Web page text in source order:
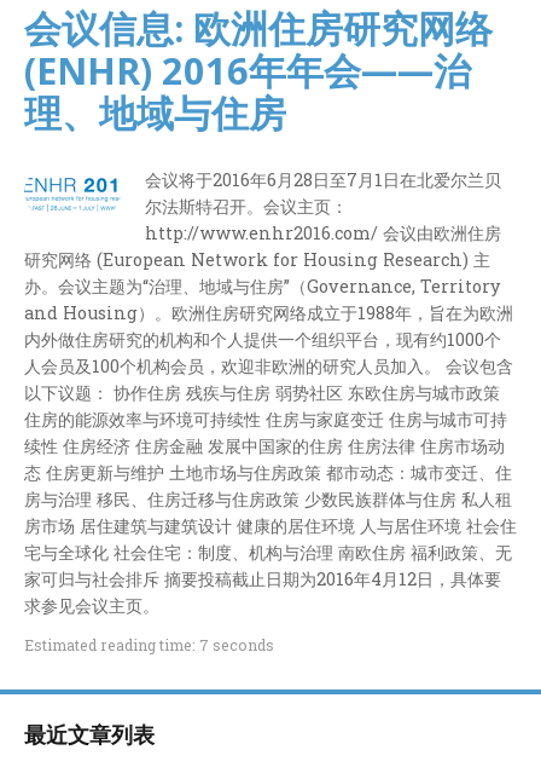
会议信息: 欧洲住房研究网络
(ENHR) 2016年年会——治
理、地域与住房
会议将于2016年6月28日至7月1日在北爱尔兰贝
尔法斯特召开。会议主页：
http://www.enhr2016.com/ 会议由欧洲住房
研究网络 (European Network for Housing Research) 主
办。会议主题为“治理、地域与住房”（Governance, Territory
and Housing）。欧洲住房研究网络成立于1988年，旨在为欧洲
内外做住房研究的机构和个人提供一个组织平台，现有约1000个
人会员及100个机构会员，欢迎非欧洲的研究人员加入。 会议包含
以下议题： 协作住房 残疾与住房 弱势社区 东欧住房与城市政策
住房的能源效率与环境可持续性 住房与家庭变迁 住房与城市可持
续性 住房经济 住房金融 发展中国家的住房 住房法律 住房市场动
态 住房更新与维护 土地市场与住房政策 都市动态：城市变迁、住
房与治理 移民、住房迁移与住房政策 少数民族群体与住房 私人租
房市场 居住建筑与建筑设计 健康的居住环境 人与居住环境 社会住
宅与全球化 社会住宅：制度、机构与治理 南欧住房 福利政策、无
家可归与社会排斥 摘要投稿截止日期为2016年4月12日，具体要
求参见会议主页。
Estimated reading time: 7 seconds
最近文章列表